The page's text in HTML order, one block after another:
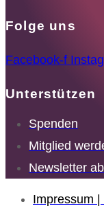
Folge uns
Facebook-f
Unterstützen
Spenden
Mitglied
Newsletter
Impressum